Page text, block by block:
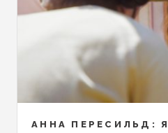
АННА ПЕРЕСИЛЬД: